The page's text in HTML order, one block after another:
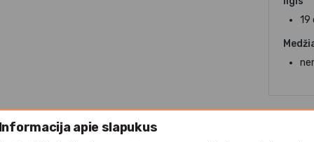
Informacija apie slapukus
19